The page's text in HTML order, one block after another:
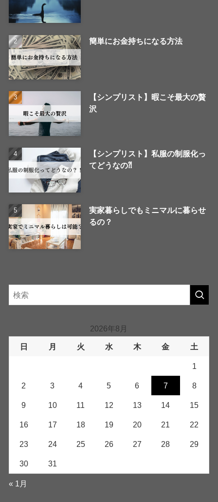
簡単にお金持ちになる方法
【シンプリスト】暇こそ最大の贅
沢
【シンプリスト】私服の制服化っ
てどうなの⁈
実家暮らしでもミニマルに暮らせ
るの？
2026年8月
日 月 火 水 木 金 土
1
2 3 4 5 6 7 8
9 10 11 12 13 14 15
16 17 18 19 20 21 22
23 24 25 26 27 28 29
30 31
« 1月